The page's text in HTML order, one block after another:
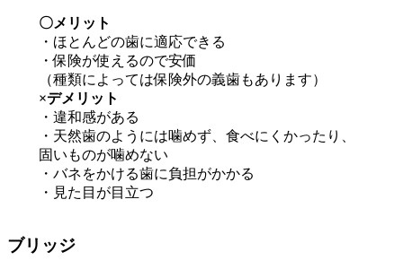
〇メリット
・ほとんどの歯に適応できる
・保険が使えるので安価
（種類によっては保険外の義歯もあります）
×デメリット
・違和感がある
・天然歯のようには噛めず、食べにくかったり、
固いものが噛めない
・バネをかける歯に負担がかかる
・見た目が目立つ
ブリッジ